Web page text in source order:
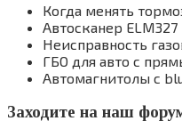
Когда менять
Автосканер ELM327
Неисправность
ГБО для авто с
Автомагнитолы с
Заходите на наш